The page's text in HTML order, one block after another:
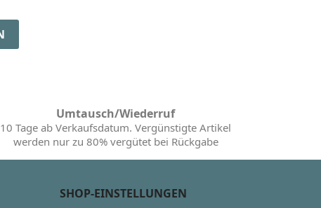
Umtausch/Wiederruf
10 Tage ab Verkaufsdatum. Vergünstigte Artikel
werden nur zu 80% vergütet bei Rückgabe
SHOP-EINSTELLUNGEN